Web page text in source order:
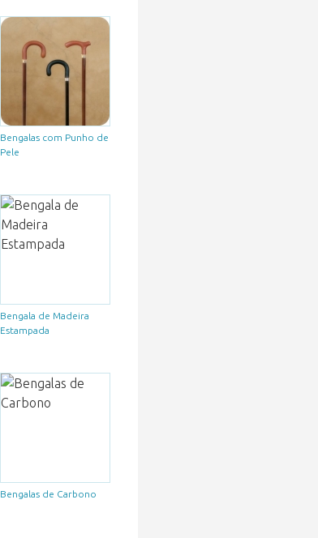
Bengalas com Punho de
Pele
Bengala de Madeira
Estampada
Bengalas de Carbono